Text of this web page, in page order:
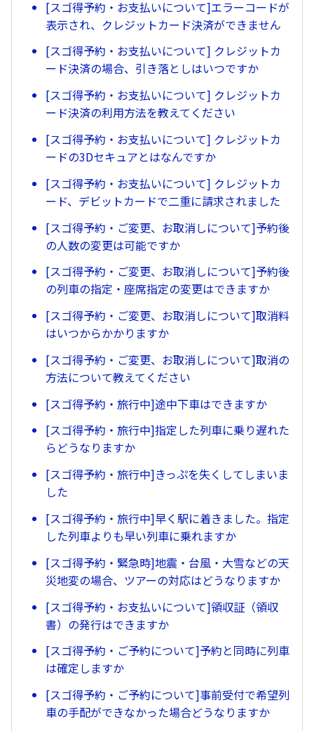
[スゴ得予約・お支払いについて]エラーコードが
表示され、クレジットカード決済ができません
[スゴ得予約・お支払いについて] クレジットカ
ード決済の場合、引き落としはいつですか
[スゴ得予約・お支払いについて] クレジットカ
ード決済の利用方法を教えてください
[スゴ得予約・お支払いについて] クレジットカ
ードの3Dセキュアとはなんですか
[スゴ得予約・お支払いについて] クレジットカ
ード、デビットカードで二重に請求されました
[スゴ得予約・ご変更、お取消しについて]予約後
の人数の変更は可能ですか
[スゴ得予約・ご変更、お取消しについて]予約後
の列車の指定・座席指定の変更はできますか
[スゴ得予約・ご変更、お取消しについて]取消料
はいつからかかりますか
[スゴ得予約・ご変更、お取消しについて]取消の
方法について教えてください
[スゴ得予約・旅行中]途中下車はできますか
[スゴ得予約・旅行中]指定した列車に乗り遅れた
らどうなりますか
[スゴ得予約・旅行中]きっぷを失くしてしまいま
した
[スゴ得予約・旅行中]早く駅に着きました。指定
した列車よりも早い列車に乗れますか
[スゴ得予約・緊急時]地震・台風・大雪などの天
災地変の場合、ツアーの対応はどうなりますか
[スゴ得予約・お支払いについて]領収証（領収
書）の発行はできますか
[スゴ得予約・ご予約について]予約と同時に列車
は確定しますか
[スゴ得予約・ご予約について]事前受付で希望列
車の手配ができなかった場合どうなりますか